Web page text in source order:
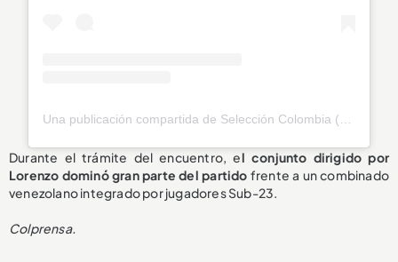
Una publicación compartida de Selección Colombia (@fcfseleccioncol)
Durante el trámite del encuentro, el conjunto dirigido por
Lorenzo dominó gran parte del partido frente a un combinado
venezolano integrado por jugadores Sub-23.
Colprensa.